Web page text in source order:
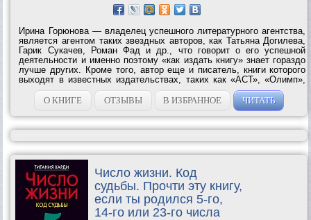
Ирина Горюнова — владелец успешного литературного агентства,
является агентом таких звездных авторов, как Татьяна Догилева,
Гарик Сукачев, Роман Фад и др., что говорит о его успешной
деятельности и именно поэтому «как издать книгу» знает гораздо
лучше других. Кроме того, автор еще и писатель, книги которого
выходят в известных издательствах, таких как «АСТ», «Олимп»,
«ЭКСМО», «Время». В книге дана исчерпывающая информация по
самым...О КНИГЕ ОТЗЫВЫ В ИЗБРАННОЕ ЧИТАТЬ
Число жизни. Код
судьбы. Прочти эту книгу,
если ты родился 5-го,
14-го или 23-го числа